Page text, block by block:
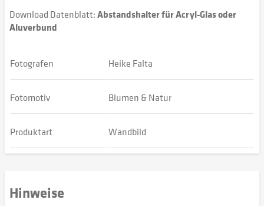
Download Datenblatt:Abstandshalter für Acryl-Glas oder
Aluverbund
Fotografen Heike Falta
Fotomotiv Blumen & Natur
Produktart Wandbild
Hinweise